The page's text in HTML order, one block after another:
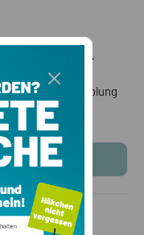
Kuntner
Abholung